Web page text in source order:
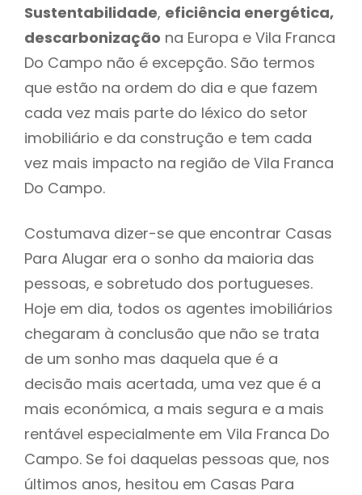
Sustentabilidade, eficiência energética,
descarbonização na Europa e Vila Franca
Do Campo não é excepção. São termos
que estão na ordem do dia e que fazem
cada vez mais parte do léxico do setor
imobiliário e da construção e tem cada
vez mais impacto na região de Vila Franca
Do Campo.
Costumava dizer-se que encontrar Casas
Para Alugar era o sonho da maioria das
pessoas, e sobretudo dos portugueses.
Hoje em dia, todos os agentes imobiliários
chegaram à conclusão que não se trata
de um sonho mas daquela que é a
decisão mais acertada, uma vez que é a
mais económica, a mais segura e a mais
rentável especialmente em Vila Franca Do
Campo. Se foi daquelas pessoas que, nos
últimos anos, hesitou em Casas Para